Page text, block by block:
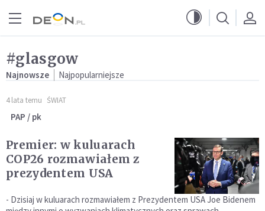
#glasgow
Najnowsze Najpopularniejsze
4 lata temu ŚWIAT
PAP / pk
Premier: w kuluarach
COP26 rozmawiałem z
prezydentem USA
- Dzisiaj w kuluarach rozmawiałem z Prezydentem USA Joe Bidenem